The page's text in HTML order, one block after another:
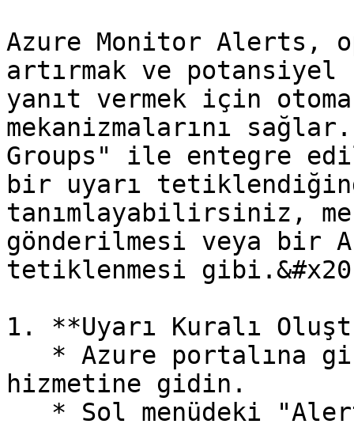
Azure Monitor Alerts,
artırmak ve
yanıt vermek için
mekanizmalarını
Groups" ile entegre
bir uyarı
tanımlayabilirsiniz,
gönderilmesi veya bir
tetiklenmesi
1. **Uyarı Kuralı
hizmetine gidin.